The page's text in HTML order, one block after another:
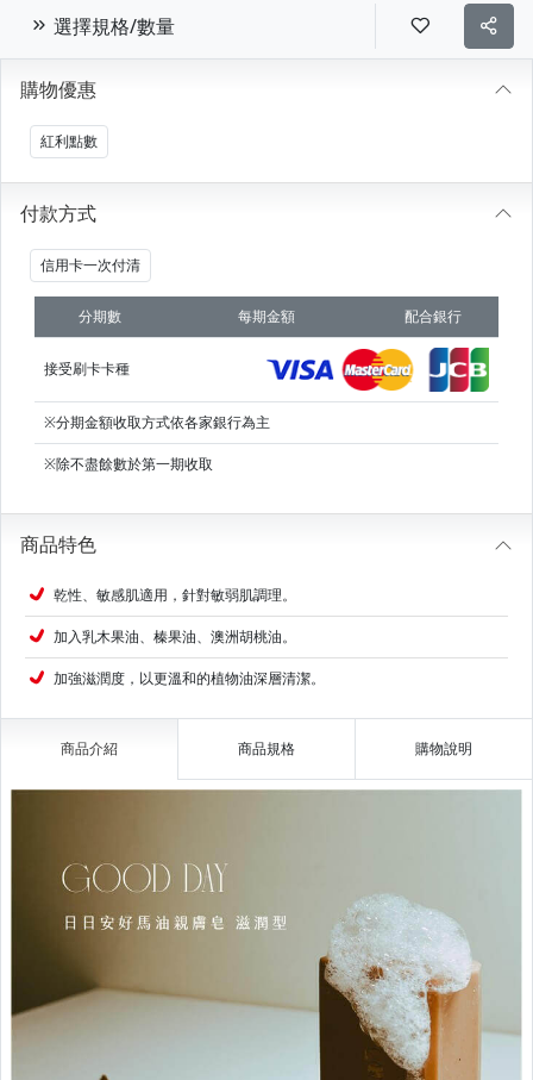
選擇規格/數量
購物優惠
紅利點數
付款方式
信用卡一次付清
分期數 每期金額 配合銀行
接受刷卡卡種
※分期金額收取方式依各家銀行為主
※除不盡餘數於第一期收取
商品特色
乾性、敏感肌適用，針對敏弱肌調理。
加入乳木果油、榛果油、澳洲胡桃油。
加強滋潤度，以更溫和的植物油深層清潔。
商品介紹 商品規格 購物說明